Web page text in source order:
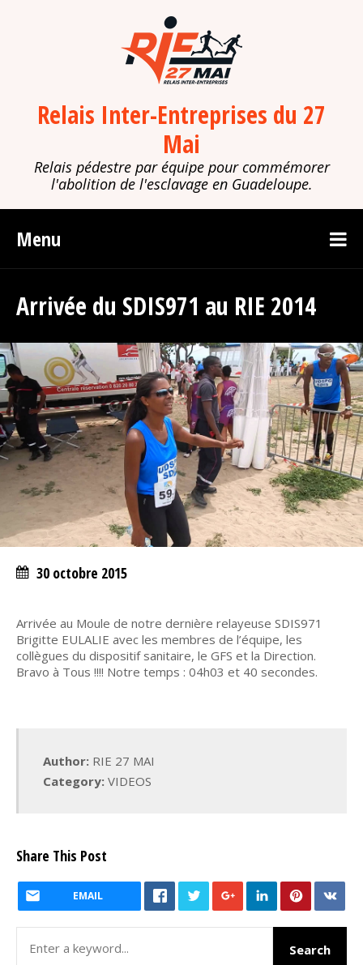
Relais Inter-Entreprises du 27
Mai
Relais pédestre par équipe pour commémorer
l'abolition de l'esclavage en Guadeloupe.
Menu
Arrivée du SDIS971 au RIE 2014
30 octobre 2015
Arrivée au Moule de notre dernière relayeuse SDIS971
Brigitte EULALIE avec les membres de l’équipe, les
collègues du dispositif sanitaire, le GFS et la Direction.
Bravo à Tous !!!! Notre temps : 04h03 et 40 secondes.
Author: RIE 27 MAI
Category: VIDEOS
Share This Post
EMAIL